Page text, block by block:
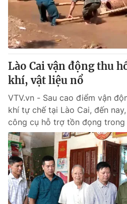
Thế giới đó đây
Câu chuyện quốc tế
Kinh tế
Tài chính
Thị trường
Góc doanh nghiệp
Dữ liệu và đời sống
Truyền hình
Phim VTV
Hậu trường
Nhân vật
Khán giả
Giải sao mai
Giải trí
Điện ảnh
Âm nhạc
Sao
Đời sống
Du lịch
Làm đẹp
Chất lượng cuộc sống
Giáo dục
Tuyển sinh
Học trực tuyến
Công nghệ
Lào Cai vận động thu
khí, vật liệu nổ
VTV.vn - Sau cao điểm vận
khí tự chế tại Lào Cai, đến
công cụ hỗ trợ tồn đọng trong